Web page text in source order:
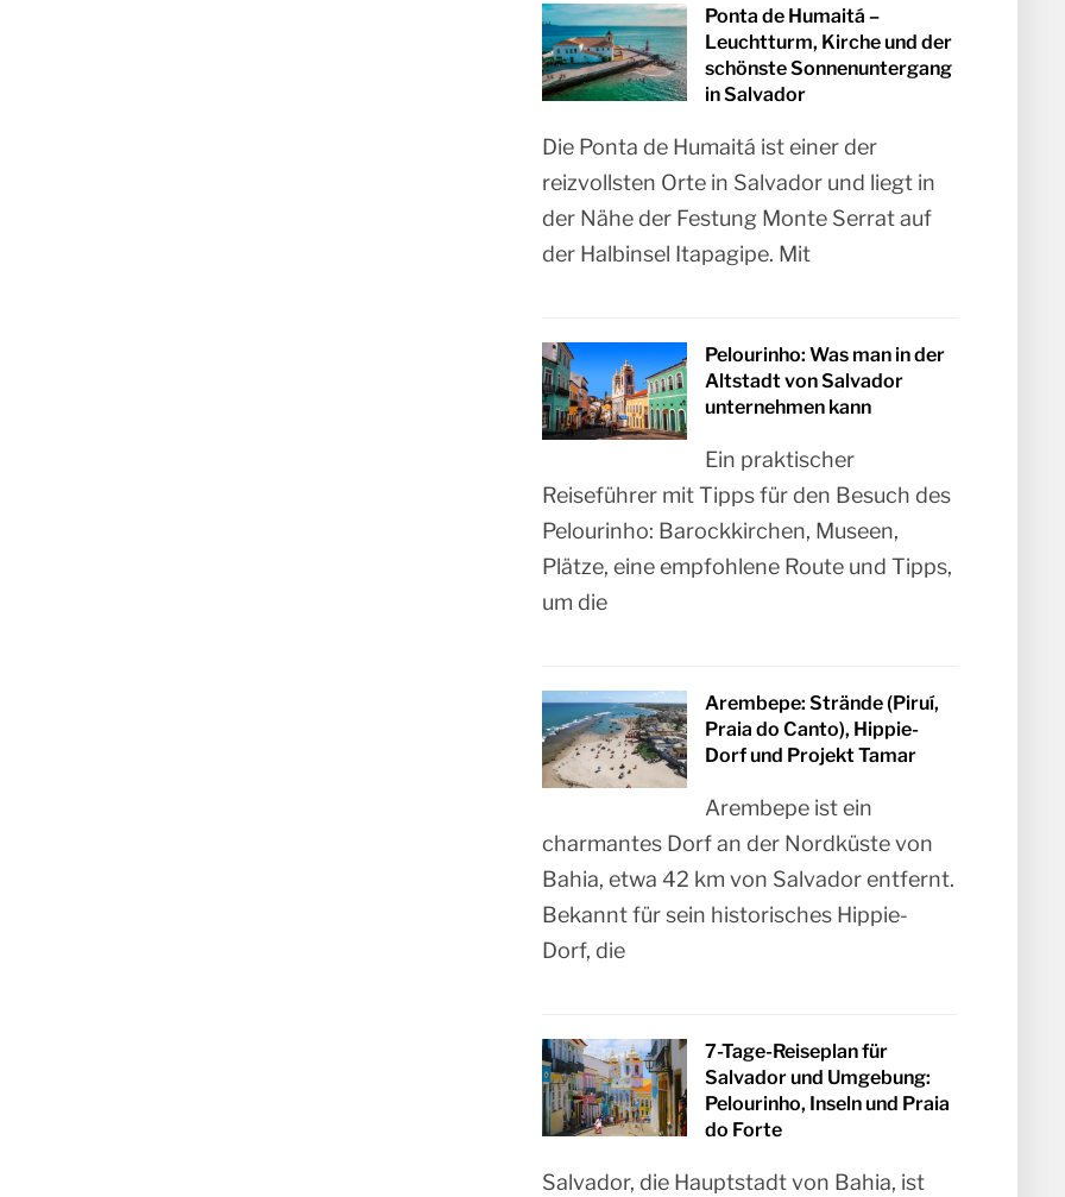
Ponta de Humaitá –
Leuchtturm, Kirche und der
schönste Sonnenuntergang
in Salvador
Die Ponta de Humaitá ist einer der
reizvollsten Orte in Salvador und liegt in
der Nähe der Festung Monte Serrat auf
der Halbinsel Itapagipe. Mit
Pelourinho: Was man in der
Altstadt von Salvador
unternehmen kann
Ein praktischer
Reiseführer mit Tipps für den Besuch des
Pelourinho: Barockkirchen, Museen,
Plätze, eine empfohlene Route und Tipps,
um die
Arembepe: Strände (Piruí,
Praia do Canto), Hippie-
Dorf und Projekt Tamar
Arembepe ist ein
charmantes Dorf an der Nordküste von
Bahia, etwa 42 km von Salvador entfernt.
Bekannt für sein historisches Hippie-
Dorf, die
7-Tage-Reiseplan für
Salvador und Umgebung:
Pelourinho, Inseln und Praia
do Forte
Salvador, die Hauptstadt von Bahia, ist